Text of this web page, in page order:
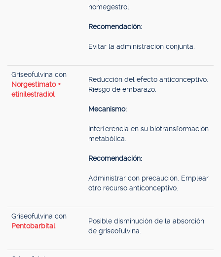
nomegestrol.
Recomendación:
Evitar la administración conjunta.
Griseofulvina con
Norgestimato +
etinilestradiol
Reducción del efecto anticonceptivo.
Riesgo de embarazo.
Mecanismo:
Interferencia en su biotransformación
metabólica.
Recomendación:
Administrar con precaución. Emplear
otro recurso anticonceptivo.
Griseofulvina con
Pentobarbital
Posible disminución de la absorción
de griseofulvina.